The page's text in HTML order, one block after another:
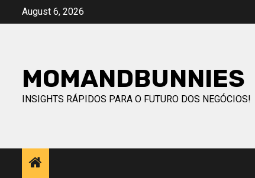
August 6, 2026
MOMANDBUNNIES
INSIGHTS RÁPIDOS PARA O FUTURO DOS NEGÓCIOS!